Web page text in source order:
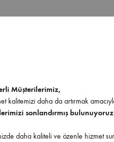
aksesuarlar
Müşterilerimiz,
kalitemizi daha da artırmak
sonlandırmış bulunuyoruz.
daha kaliteli ve özenle hizmet